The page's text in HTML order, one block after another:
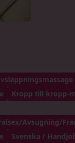
Kropp till kropp-
Avsugning/
Svenska /